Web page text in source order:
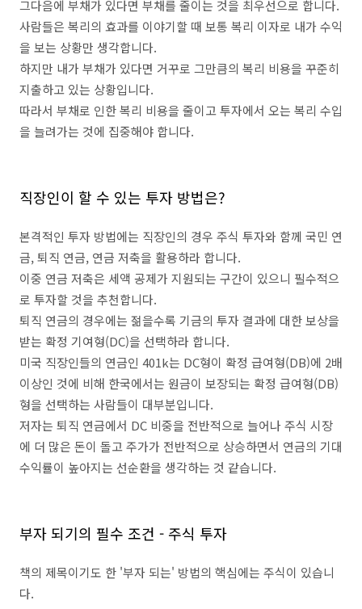
그다음에 부채가 있다면 부채를 줄이는 것을 최우선으로 합니다.
사람들은 복리의 효과를 이야기할 때 보통 복리 이자로 내가 수익
을 보는 상황만 생각합니다.
하지만 내가 부채가 있다면 거꾸로 그만큼의 복리 비용을 꾸준히
지출하고 있는 상황입니다.
따라서 부채로 인한 복리 비용을 줄이고 투자에서 오는 복리 수입
을 늘려가는 것에 집중해야 합니다.
직장인이 할 수 있는 투자 방법은?
본격적인 투자 방법에는 직장인의 경우 주식 투자와 함께 국민 연
금, 퇴직 연금, 연금 저축을 활용하라 합니다.
이중 연금 저축은 세액 공제가 지원되는 구간이 있으니 필수적으
로 투자할 것을 추천합니다.
퇴직 연금의 경우에는 젊을수록 기금의 투자 결과에 대한 보상을
받는 확정 기여형(DC)을 선택하라 합니다.
미국 직장인들의 연금인 401k는 DC형이 확정 급여형(DB)에 2배
이상인 것에 비해 한국에서는 원금이 보장되는 확정 급여형(DB)
형을 선택하는 사람들이 대부분입니다.
저자는 퇴직 연금에서 DC 비중을 전반적으로 늘어나 주식 시장
에 더 많은 돈이 돌고 주가가 전반적으로 상승하면서 연금의 기대
수익률이 높아지는 선순환을 생각하는 것 같습니다.
부자 되기의 필수 조건 - 주식 투자
책의 제목이기도 한 '부자 되는' 방법의 핵심에는 주식이 있습니
다.